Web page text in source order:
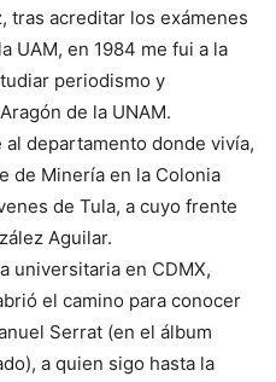
tras acreditar los exámenes
UAM, en 1984 me fui a la
periodismo y
de la UNAM.
departamento donde vivía,
de Minería en la Colonia
de Tula, a cuyo frente
Aguilar.
universitaria en CDMX,
el camino para conocer
Serrat (en el álbum
a quien sigo hasta la